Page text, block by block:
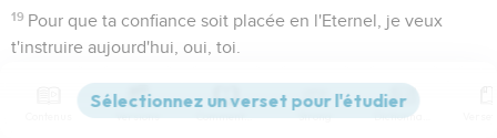
19 Pour que ta confiance soit placée en l'Eternel, je veux
t'instruire aujourd'hui, oui, toi.
N'ai-je pas déjà mis par écrit à ton intention des conseils
et des paroles de connaissance
Versions Commentaires Strong